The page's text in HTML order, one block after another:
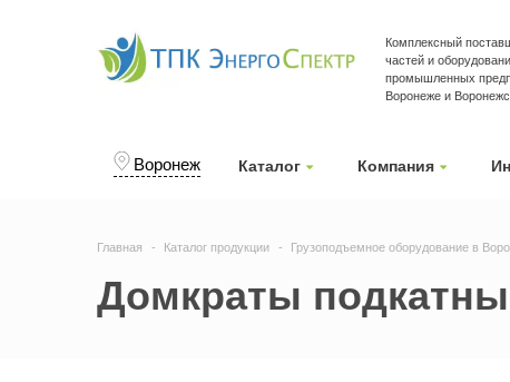
Воронеж Каталог Компания
Комплексный
частей и
промышленных
Воронеже и
Главная Каталог продукции Грузоподъемное оборудование в
Домкраты